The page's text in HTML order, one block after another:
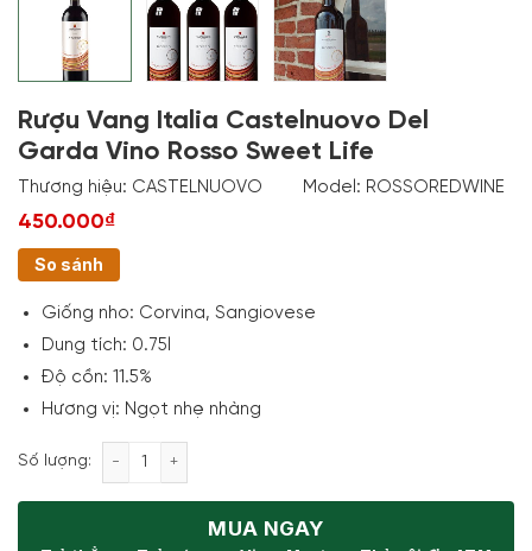
Rượu Vang Italia Castelnuovo Del
Garda Vino Rosso Sweet Life
Thương hiệu: CASTELNUOVO Model: ROSSOREDWINE
450.000₫
So sánh
Giống nho: Corvina, Sangiovese
Dung tích: 0.75l
Độ cồn: 11.5%
Hương vị: Ngọt nhẹ nhàng
Số lượng: Rượu Vang Italia Castelnuovo Del Garda Vino
MUA NGAY